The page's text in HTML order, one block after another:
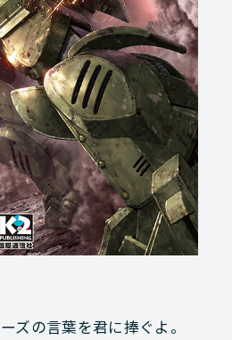
ズの言葉を君に捧ぐよ。